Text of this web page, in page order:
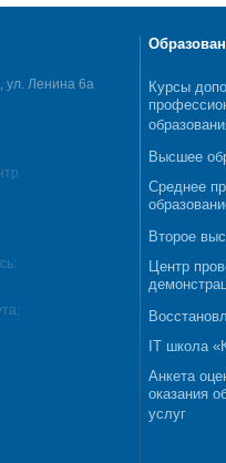
ул. Ленина 6а
Курсы
Высшее
Среднее
Второе
Центр
IT школа
Анкета
оказания
услуг